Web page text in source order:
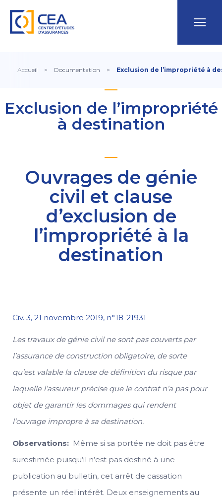
Accueil > Documentation > Exclusion de l’impropriété à
Exclusion de l’impropriété
à destination
Ouvrages de génie
civil et clause
d’exclusion de
l’impropriété à la
destination
Civ. 3, 21 novembre 2019, n°18-21931
Les travaux de génie civil ne sont pas couverts par
l’assurance de construction obligatoire, de sorte
qu’est valable la clause de définition du risque par
laquelle l’assureur précise que le contrat n’a pas pour
objet de garantir les dommages qui rendent
l’ouvrage impropre à sa destination.
Observations: Même si sa portée ne doit pas être
surestimée puisqu’il n’est pas destiné à une
publication au bulletin, cet arrêt de cassation
présente un réel intérêt. Deux enseignements au